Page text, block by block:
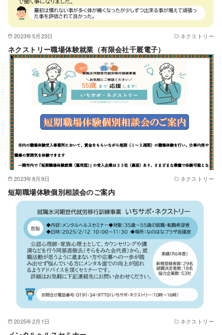
2023年5月23日 ネクストリー
ネクストリー職場体験就業（有限会社千厩電子）
2023年8月9日 ネクストリー
短期職場体験個別相談会のご案内
2025年2月1日 ネクストリー